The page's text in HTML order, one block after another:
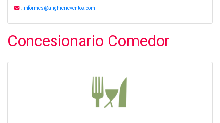
: informes@alighierieventos.com
Concesionario Comedor